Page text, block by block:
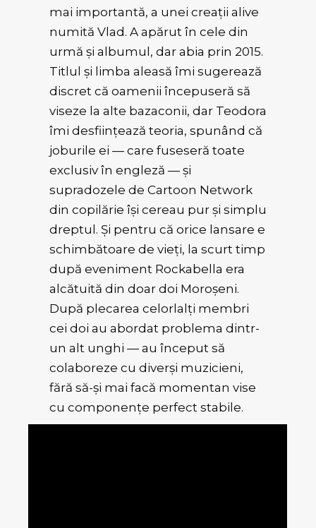
mai importantă, a unei creații alive
numită Vlad. A apărut în cele din
urmă și albumul, dar abia prin 2015.
Titlul și limba aleasă îmi sugerează
discret că oamenii începuseră să
viseze la alte bazaconii, dar Teodora
îmi desființează teoria, spunând că
joburile ei — care fuseseră toate
exclusiv în engleză — și
supradozele de Cartoon Network
din copilărie își cereau pur și simplu
dreptul. Și pentru că orice lansare e
schimbătoare de vieți, la scurt timp
după eveniment Rockabella era
alcătuită din doar doi Moroșeni.
După plecarea celorlalți membri
cei doi au abordat problema dintr-
un alt unghi — au început să
colaboreze cu diverși muzicieni,
fără să-și mai facă momentan vise
cu componențe perfect stabile.